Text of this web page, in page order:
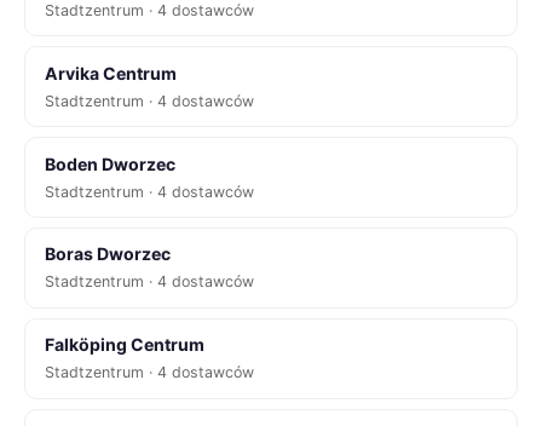
Stadtzentrum · 4 dostawców
Arvika Centrum
Stadtzentrum · 4 dostawców
Boden Dworzec
Stadtzentrum · 4 dostawców
Boras Dworzec
Stadtzentrum · 4 dostawców
Falköping Centrum
Stadtzentrum · 4 dostawców